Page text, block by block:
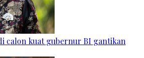
calon kuat gubernur BI gantikan